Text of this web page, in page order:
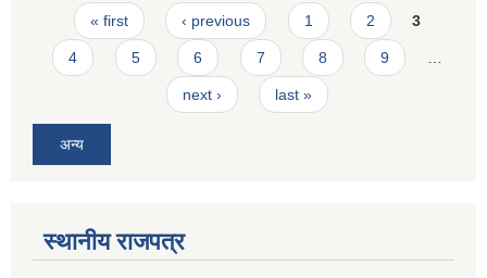
Pages
« first ‹ previous 1 2 3
4 5 6 7 8 9
next › last »
अन्य
स्थानीय राजपत्र